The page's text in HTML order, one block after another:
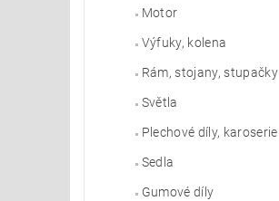
Motor
Výfuky, kolena
Rám, stojany, stupačky
Světla
Plechové díly, karoserie
Sedla
Gumové díly